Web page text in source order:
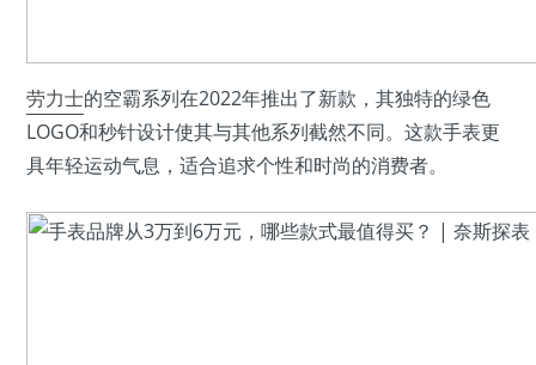
劳力士的空霸系列在2022年推出了新款，其独特的绿色
LOGO和秒针设计使其与其他系列截然不同。这款手表更
具年轻运动气息，适合追求个性和时尚的消费者。